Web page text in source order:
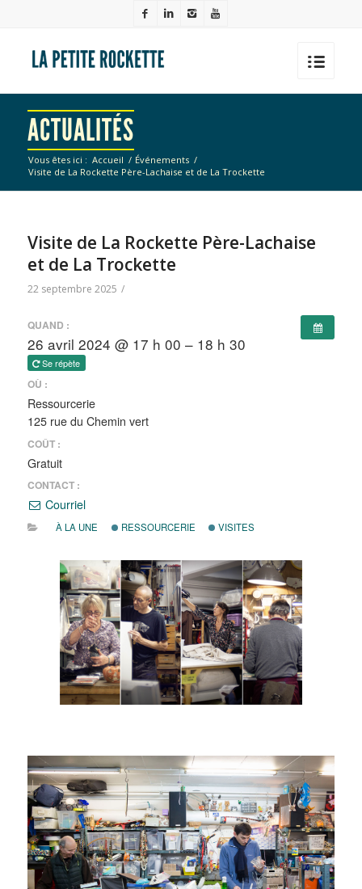
ACTUALITÉS
Vous êtes ici : Accueil / Événements /
Visite de La Rockette Père-Lachaise et de La Trockette
Visite de La Rockette Père-Lachaise
et de La Trockette
22 septembre 2025 /
QUAND :
26 avril 2024 @ 17 h 00 – 18 h 30
Se répète
OÙ :
Ressourcerie
125 rue du Chemin vert
COÛT :
Gratuit
CONTACT :
Courriel
À LA UNE RESSOURCERIE VISITES